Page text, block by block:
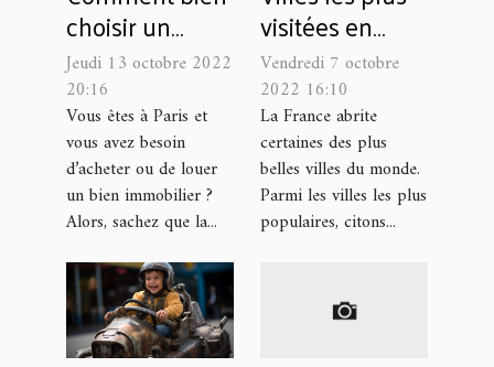
choisir un
chasseur
d’appartement
à Paris ?old
Jeudi 13 octobre 2022
20:16
Vous êtes à Paris et
vous avez besoin
d’acheter ou de louer
un bien immobilier ?
Alors, sachez que la...
visitées en
France
Vendredi 7 octobre
2022 16:10
La France abrite
certaines des plus
belles villes du monde.
Parmi les villes les plus
populaires, citons...